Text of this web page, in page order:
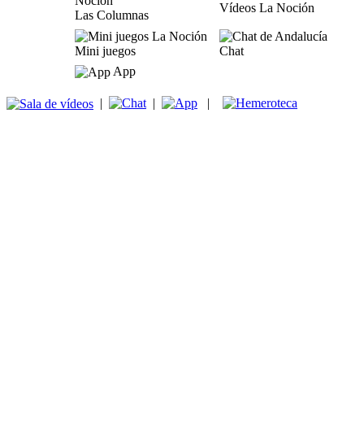
Las Columnas
Vídeos La Noción
Mini juegos
Chat
App
| | |